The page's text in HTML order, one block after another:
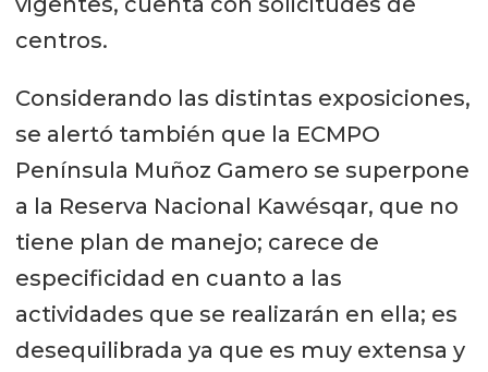
centros.
Considerando las distintas exposiciones,
se alertó también que la ECMPO
Península Muñoz Gamero se superpone
a la Reserva Nacional Kawésqar, que no
tiene plan de manejo; carece de
especificidad en cuanto a las
actividades que se realizarán en ella; es
desequilibrada ya que es muy extensa y